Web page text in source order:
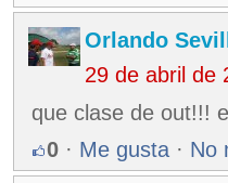
Orlando
29 de abril de
que clase de out!!!
0 · Me gusta · No